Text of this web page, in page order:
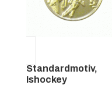
Standardmotiv,
Ishockey